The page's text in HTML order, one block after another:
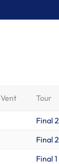
Vent Tour
Final 2
Final 2
Final 1